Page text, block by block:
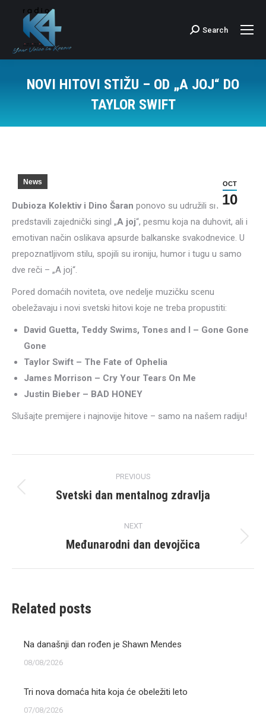
Search:
Search
NOVI HITOVI STIŽU – OD „A JOJ“ DO
TAYLOR SWIFT
OCT
10
News
Dubioza Kolektiv i Dino Šaran ponovo su udružili snage i
predstavili zajednički singl „A joj“, pesmu koja na duhovit, ali i
emotivan način oslikava apsurde balkanske svakodnevice. U
prepoznatljivom stilu, spojili su ironiju, humor i tugu u samo
dve reči – „A joj“.
Pored domaćih noviteta, ove nedelje muzičku scenu
obeležavaju i novi svetski hitovi koje ne treba propustiti:
David Guetta, Teddy Swims, Tones and I – Gone Gone
Gone
Taylor Swift – The Fate of Ophelia
James Morrison – Cry Your Tears On Me
Justin Bieber – BAD HONEY
Slušajte premijere i najnovije hitove – samo na našem radiju!
navigation
PREVIOUS
Previous
Svetski dan mentalnog zdravlja
NEXT
Next
Međunarodni dan devojčica
Related posts
Na današnji dan rođen je Shawn Mendes
08/08/2026
Tri nova domaća hita koja će obeležiti leto
07/08/2026